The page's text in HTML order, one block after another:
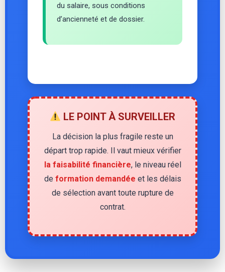
du salaire, sous conditions
d’ancienneté et de dossier.
LE POINT À SURVEILLER
La décision la plus fragile reste un
départ trop rapide. Il vaut mieux vérifier
la faisabilité financière, le niveau réel
de formation demandée et les délais
de sélection avant toute rupture de
contrat.